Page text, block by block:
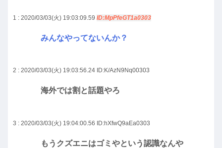
1 : 2020/03/03(火) 19:03:09.59 ID:MpPfeGT1a0303
みんなやってないんか？
2 : 2020/03/03(火) 19:03:56.24 ID:K/AzN9Nq00303
海外では割と話題やろ
3 : 2020/03/03(火) 19:04:00.56 ID:hXfwQ9aEa0303
もうクズエニはゴミやという認識なんや